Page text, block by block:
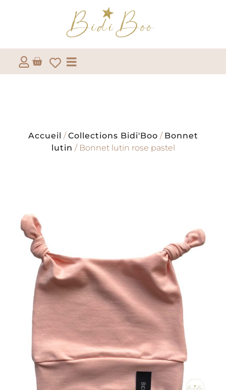
Accueil /Collections Bidi'Boo / Bonnet
lutin / Bonnet lutin rose pastel